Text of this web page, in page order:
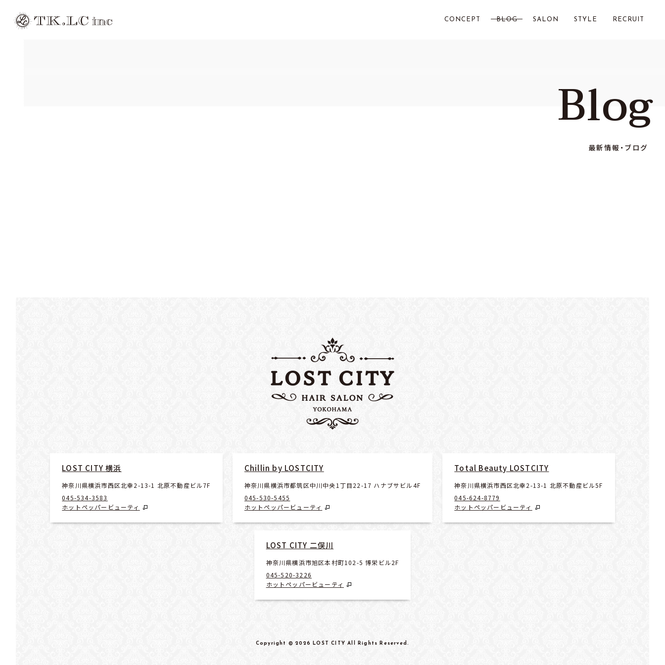
CONCEPT BLOG SALON
Total Beauty LOSTCITY
STYLE RECRUIT
Blog
最新情報・ブログ
LOST CITY 横浜
神奈川県横浜市西区北幸2-13-1 北原不動産ビル7F
045-534-3583
ホットペッパービューティ
Chillin by LOSTCITY
神奈川県横浜市都筑区中川中央1丁目22-17 ハナブサビル4F
045-530-5455
ホットペッパービューティ
Total Beauty LOSTCITY
神奈川県横浜市西区北幸2-13-1 北原不動産ビル5F
045-624-8779
ホットペッパービューティ
LOST CITY 二俣川
神奈川県横浜市旭区本村町102-5 博栄ビル2F
045-520-3226
ホットペッパービューティ
Copyright © 2026 LOST CITY All Rights Reserved .